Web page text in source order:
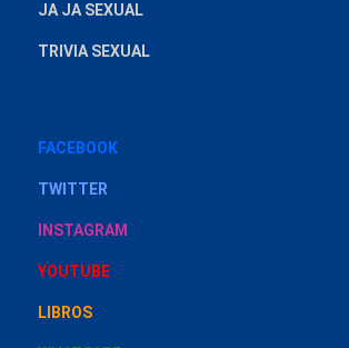
JA JA SEXUAL
TRIVIA SEXUAL
FACEBOOK
TWITTER
INSTAGRAM
YOUTUBE
LIBROS